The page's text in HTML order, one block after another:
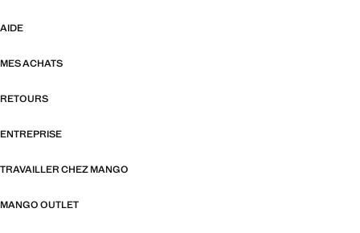
AIDE
MES ACHATS
RETOURS
ENTREPRISE
TRAVAILLER CHEZ MANGO
MANGO OUTLET